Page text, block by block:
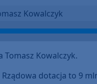
Kowalczyk
Tomasz Kowalczyk.
dotacja to 9